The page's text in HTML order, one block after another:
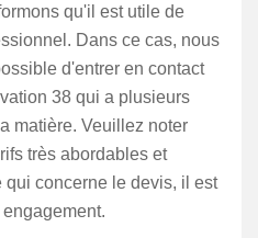
qu'il est utile de
Dans ce cas, nous
d'entrer en contact
38 qui a plusieurs
matière. Veuillez noter
très abordables et
concerne le devis, il est